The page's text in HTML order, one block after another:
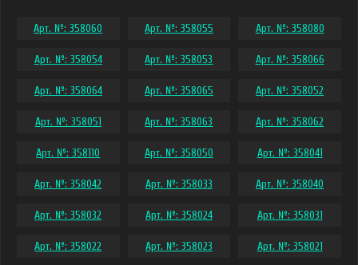
Арт. №: 358060 Арт. №: 358055 Арт. №: 358080
Арт. №: 358054 Арт. №: 358053 Арт. №: 358066
Арт. №: 358064 Арт. №: 358065 Арт. №: 358052
Арт. №: 358051 Арт. №: 358063 Арт. №: 358062
Арт. №: 358110 Арт. №: 358050 Арт. №: 358041
Арт. №: 358042 Арт. №: 358033 Арт. №: 358040
Арт. №: 358032 Арт. №: 358024 Арт. №: 358031
Арт. №: 358022 Арт. №: 358023 Арт. №: 358021